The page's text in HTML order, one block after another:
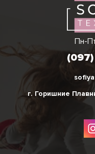
Пн-
г. Горишние